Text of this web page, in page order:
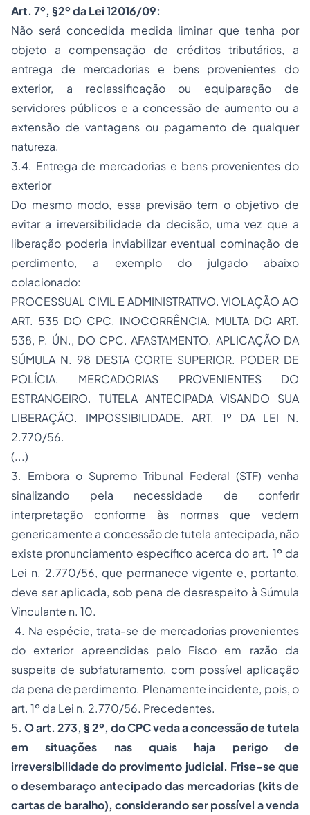
Art. 7º, §2º da Lei 12016/09:
Não será concedida medida liminar que tenha por
objeto a compensação de créditos tributários, a
entrega de mercadorias e bens provenientes do
exterior, a reclassificação ou equiparação de
servidores públicos e a concessão de aumento ou a
extensão de vantagens ou pagamento de qualquer
natureza.
3.4. Entrega de mercadorias e bens provenientes do
exterior
Do mesmo modo, essa previsão tem o objetivo de
evitar a irreversibilidade da decisão, uma vez que a
liberação poderia inviabilizar eventual cominação de
perdimento, a exemplo do julgado abaixo
colacionado:
PROCESSUAL CIVIL E ADMINISTRATIVO. VIOLAÇÃO AO
ART. 535 DO CPC. INOCORRÊNCIA. MULTA DO ART.
538, P. ÚN., DO CPC. AFASTAMENTO. APLICAÇÃO DA
SÚMULA N. 98 DESTA CORTE SUPERIOR. PODER DE
POLÍCIA. MERCADORIAS PROVENIENTES DO
ESTRANGEIRO. TUTELA ANTECIPADA VISANDO SUA
LIBERAÇÃO. IMPOSSIBILIDADE. ART. 1º DA LEI N.
2.770/56.
(...)
3. Embora o Supremo Tribunal Federal (STF) venha
sinalizando pela necessidade de conferir
interpretação conforme às normas que vedem
genericamente a concessão de tutela antecipada, não
existe pronunciamento específico acerca do art. 1º da
Lei n. 2.770/56, que permanece vigente e, portanto,
deve ser aplicada, sob pena de desrespeito à Súmula
Vinculante n. 10.
4. Na espécie, trata-se de mercadorias provenientes
do exterior apreendidas pelo Fisco em razão da
suspeita de subfaturamento, com possível aplicação
da pena de perdimento. Plenamente incidente, pois, o
art. 1º da Lei n. 2.770/56. Precedentes.
5. O art. 273, § 2º, do CPC veda a concessão de tutela
em situações nas quais haja perigo de
irreversibilidade do provimento judicial. Frise-se que
o desembaraço antecipado das mercadorias (kits de
cartas de baralho), considerando ser possível a venda